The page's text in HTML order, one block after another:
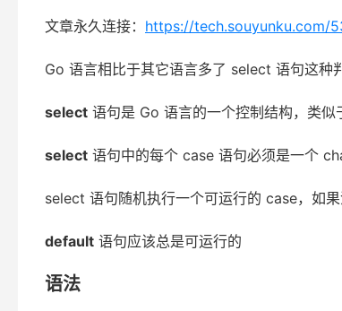
文章永久连接： https://tech.souyunku.com/
Go 语言相比于其它语言多了 select 语句这种
select 语句是 Go 语言的一个控制结构，类
select 语句中的每个 case 语句必须是一个
select 语句随机执行一个可运行的 case，如
default 语句应该总是可运行的
语法